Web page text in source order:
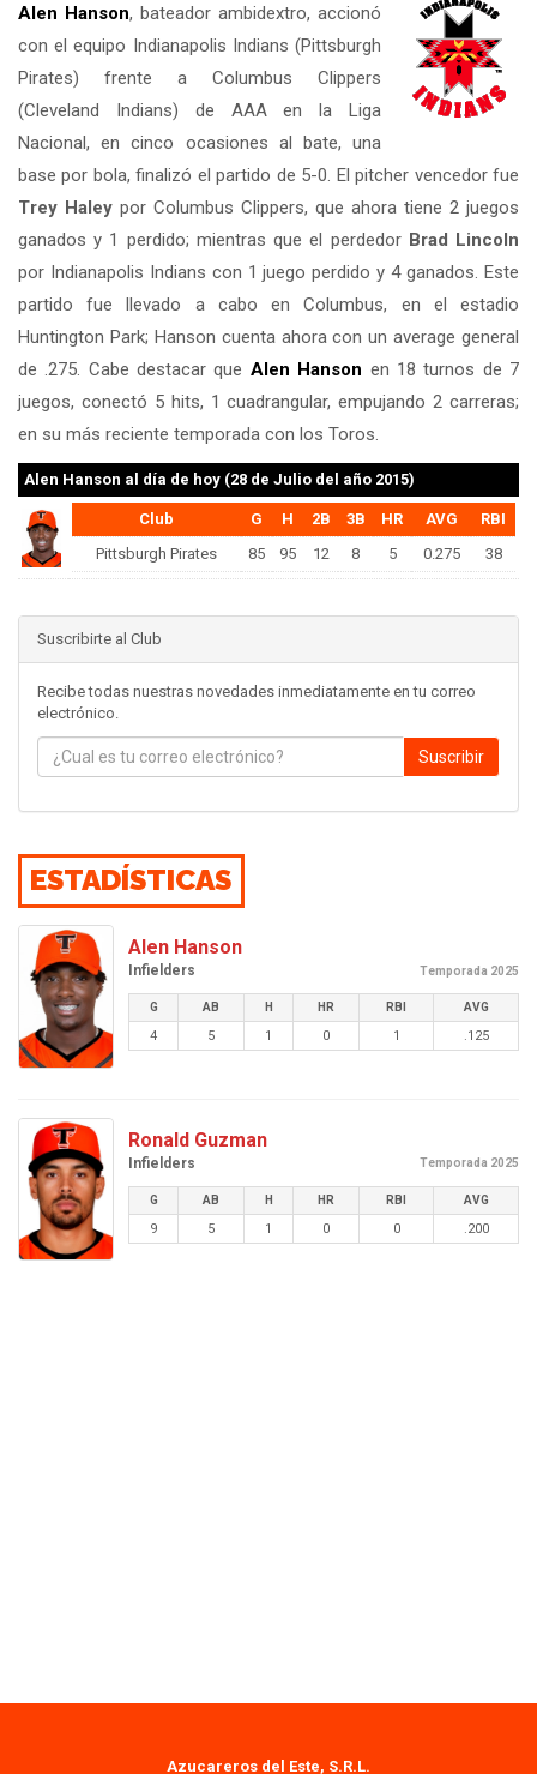
Alen Hanson, bateador ambidextro, accionó
con el equipo Indianapolis Indians (Pittsburgh
Pirates) frente a Columbus Clippers
(Cleveland Indians) de AAA en la Liga
Nacional, en cinco ocasiones al bate, una
base por bola, finalizó el partido de 5-0. El pitcher vencedor fue
Trey Haley por Columbus Clippers, que ahora tiene 2 juegos
ganados y 1 perdido; mientras que el perdedor Brad Lincoln
por Indianapolis Indians con 1 juego perdido y 4 ganados. Este
partido fue llevado a cabo en Columbus, en el estadio
Huntington Park; Hanson cuenta ahora con un average general
de .275. Cabe destacar que Alen Hanson en 18 turnos de 7
juegos, conectó 5 hits, 1 cuadrangular, empujando 2 carreras;
en su más reciente temporada con los Toros.
Alen Hanson al día de hoy (28 de Julio del año 2015)
Club G H 2B 3B HR AVG
RBI
Pittsburgh Pirates
85 95 12 8 5 0.275 38
Suscribirte al Club
Recibe todas nuestras novedades inmediatamente en tu correo
electrónico.
Suscribir
ESTADÍSTICAS
Alen Hanson
Infielders Temporada 2025
G AB H HR RBI AVG
4 5 1 0 1 .125
Ronald Guzman
Infielders Temporada 2025
G AB H HR RBI AVG
9 5 1 0 0 .200
Azucareros del Este, S.R.L.